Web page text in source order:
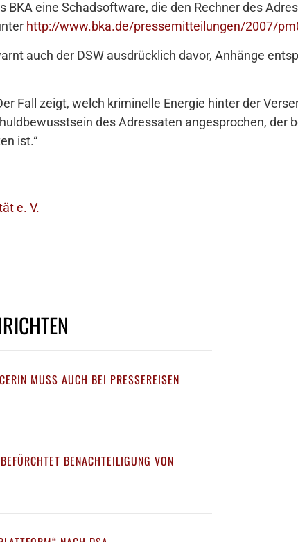
eine Schadsoftware, die den Rechner des
http://www.bka.de/pressemitteilungen/2007/
auch der DSW ausdrücklich davor, Anhänge
Fall zeigt, welch kriminelle Energie hinter der
des Adressaten angesprochen, der
ist.“
e. V.
MUSS AUCH BEI PRESSEREISEN
BENACHTEILIGUNG VON